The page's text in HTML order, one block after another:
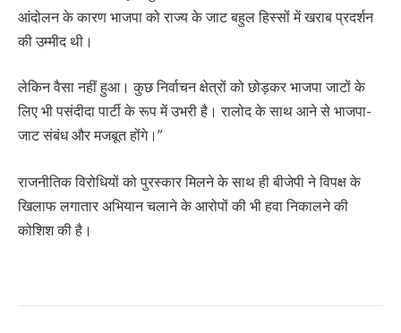
आंदोलन के कारण भाजपा को राज्य के जाट बहुल हिस्सों में खराब प्रदर्शन
की उम्मीद थी।
लेकिन वैसा नहीं हुआ। कुछ निर्वाचन क्षेत्रों को छोड़कर भाजपा जाटों के
लिए भी पसंदीदा पार्टी के रूप में उभरी है। रालोद के साथ आने से भाजपा-
जाट संबंध और मजबूत होंगे।”
राजनीतिक विरोधियों को पुरस्कार मिलने के साथ ही बीजेपी ने विपक्ष के
खिलाफ लगातार अभियान चलाने के आरोपों की भी हवा निकालने की
कोशिश की है।